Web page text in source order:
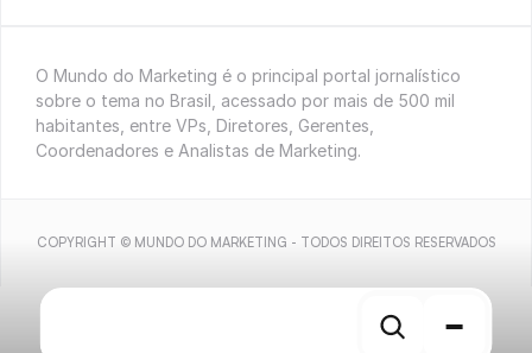
O Mundo do Marketing é o principal portal jornalístico
sobre o tema no Brasil, acessado por mais de 500 mil
habitantes, entre VPs, Diretores, Gerentes,
Coordenadores e Analistas de Marketing.
COPYRIGHT © MUNDO DO MARKETING - TODOS DIREITOS RESERVADOS